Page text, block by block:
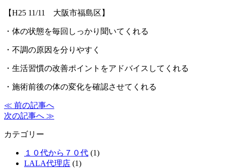
【H25 11/11 大阪市福島区】
・体の状態を毎回しっかり聞いてくれる
・不調の原因を分りやすく
・生活習慣の改善ポイントをアドバイスしてくれる
・施術前後の体の変化を確認させてくれる
≪ 前の記事へ
次の記事へ ≫
カテゴリー
１０代から７０代 (1)
LALA代理店 (1)